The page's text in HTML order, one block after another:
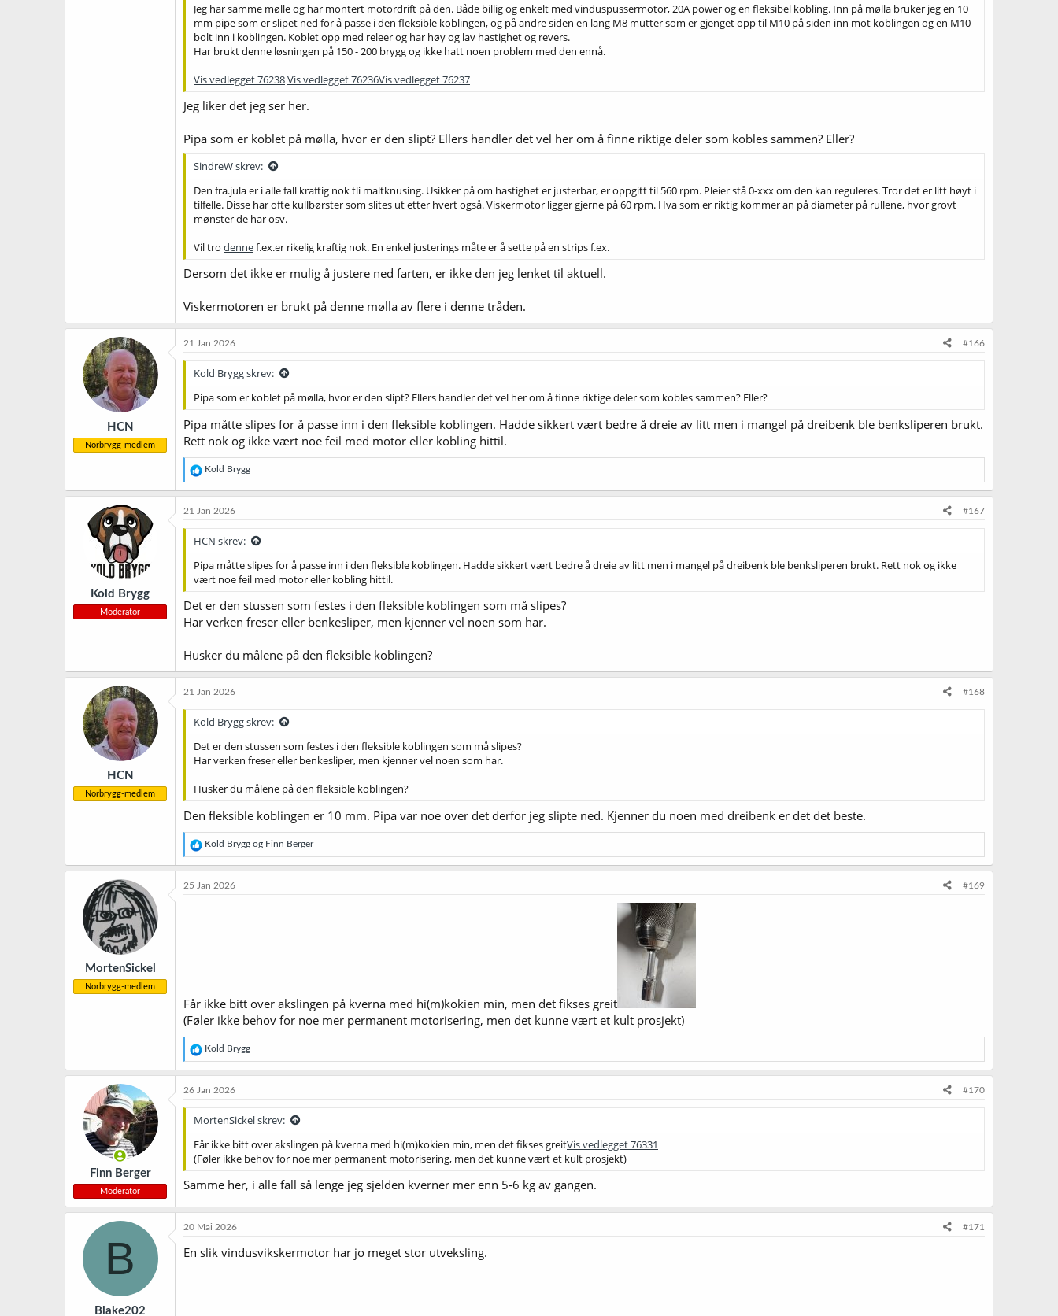
Jeg har samme mølle og har montert motordrift på den. Både billig og enkelt med vinduspussermotor, 20A power og en fleksibel kobling. Inn på mølla bruker jeg en 10
mm pipe som er slipet ned for å passe i den fleksible koblingen, og på andre siden en lang M8 mutter som er gjenget opp til M10 på siden inn mot koblingen og en M10
bolt inn i koblingen. Koblet opp med releer og har høy og lav hastighet og revers.
Har brukt denne løsningen på 150 - 200 brygg og ikke hatt noen problem med den ennå.
Vis vedlegget 76238Vis vedlegget 76236Vis vedlegget 76237
Jeg liker det jeg ser her.
Pipa som er koblet på mølla, hvor er den slipt? Ellers handler det vel her om å finne riktige deler som kobles sammen? Eller?
SindreW skrev:
Den fra.jula er i alle fall kraftig nok tli maltknusing. Usikker på om hastighet er justerbar, er oppgitt til 560 rpm. Pleier stå 0-xxx om den kan reguleres. Tror det er litt høyt i
tilfelle. Disse har ofte kullbørster som slites ut etter hvert også. Viskermotor ligger gjerne på 60 rpm. Hva som er riktig kommer an på diameter på rullene, hvor grovt
mønster de har osv.
Vil tro dennef.ex.er rikelig kraftig nok. En enkel justerings måte er å sette på en strips f.ex.
Dersom det ikke er mulig å justere ned farten, er ikke den jeg lenket til aktuell.
Viskermotoren er brukt på denne mølla av flere i denne tråden.
HCN
Norbrygg-medlem
21 Jan 2026 #166
Kold Brygg skrev:
Pipa som er koblet på mølla, hvor er den slipt? Ellers handler det vel her om å finne riktige deler som kobles sammen? Eller?
Pipa måtte slipes for å passe inn i den fleksible koblingen. Hadde sikkert vært bedre å dreie av litt men i mangel på dreibenk ble benksliperen brukt.
Rett nok og ikke vært noe feil med motor eller kobling hittil.
R
e
a
j
o
e
r
Kold Brygg
Kold Brygg
Moderator
21 Jan 2026 #167
HCN skrev:
Pipa måtte slipes for å passe inn i den fleksible koblingen. Hadde sikkert vært bedre å dreie av litt men i mangel på dreibenk ble benksliperen brukt. Rett nok og ikke
vært noe feil med motor eller kobling hittil.
Det er den stussen som festes i den fleksible koblingen som må slipes?
Har verken freser eller benkesliper, men kjenner vel noen som har.
Husker du målene på den fleksible koblingen?
HCN
Norbrygg-medlem
21 Jan 2026 #168
Kold Brygg skrev:
Det er den stussen som festes i den fleksible koblingen som må slipes?
Har verken freser eller benkesliper, men kjenner vel noen som har.
Husker du målene på den fleksible koblingen?
Den fleksible koblingen er 10 mm. Pipa var noe over det derfor jeg slipte ned. Kjenner du noen med dreibenk er det det beste.
R
e
a
Kold Brygg og Finn Berger
MortenSickel
Norbrygg-medlem
25 Jan 2026 #169
Får ikke bitt over akslingen på kverna med hi(m)kokien min, men det fikses greit
(Føler ikke behov for noe mer permanent motorisering, men det kunne vært et kult prosjekt)
R
e
a
j
o
e
r
Kold Brygg
Finn Berger
Moderator
26 Jan 2026 #170
MortenSickel skrev:
Får ikke bitt over akslingen på kverna med hi(m)kokien min, men det fikses greitVis vedlegget 76331
(Føler ikke behov for noe mer permanent motorisering, men det kunne vært et kult prosjekt)
Samme her, i alle fall så lenge jeg sjelden kverner mer enn 5-6 kg av gangen.
B
Blake202
20 Mai 2026 #171
En slik vindusvikskermotor har jo meget stor utveksling.